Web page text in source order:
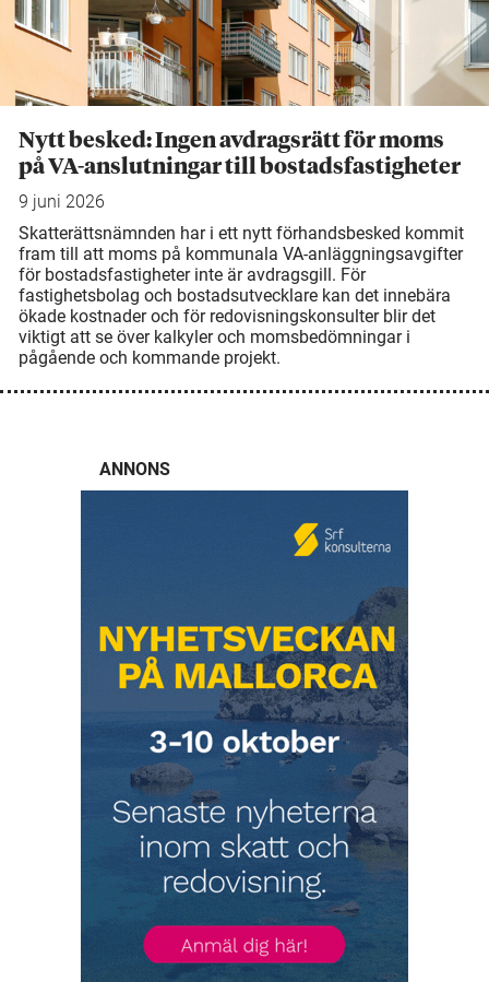
Nytt besked: Ingen avdragsrätt för moms
på VA-anslutningar till bostadsfastigheter
9 juni 2026
Skatterättsnämnden har i ett nytt förhandsbesked kommit
fram till att moms på kommunala VA-anläggningsavgifter
för bostadsfastigheter inte är avdragsgill. För
fastighetsbolag och bostadsutvecklare kan det innebära
ökade kostnader och för redovisningskonsulter blir det
viktigt att se över kalkyler och momsbedömningar i
pågående och kommande projekt.
ANNONS